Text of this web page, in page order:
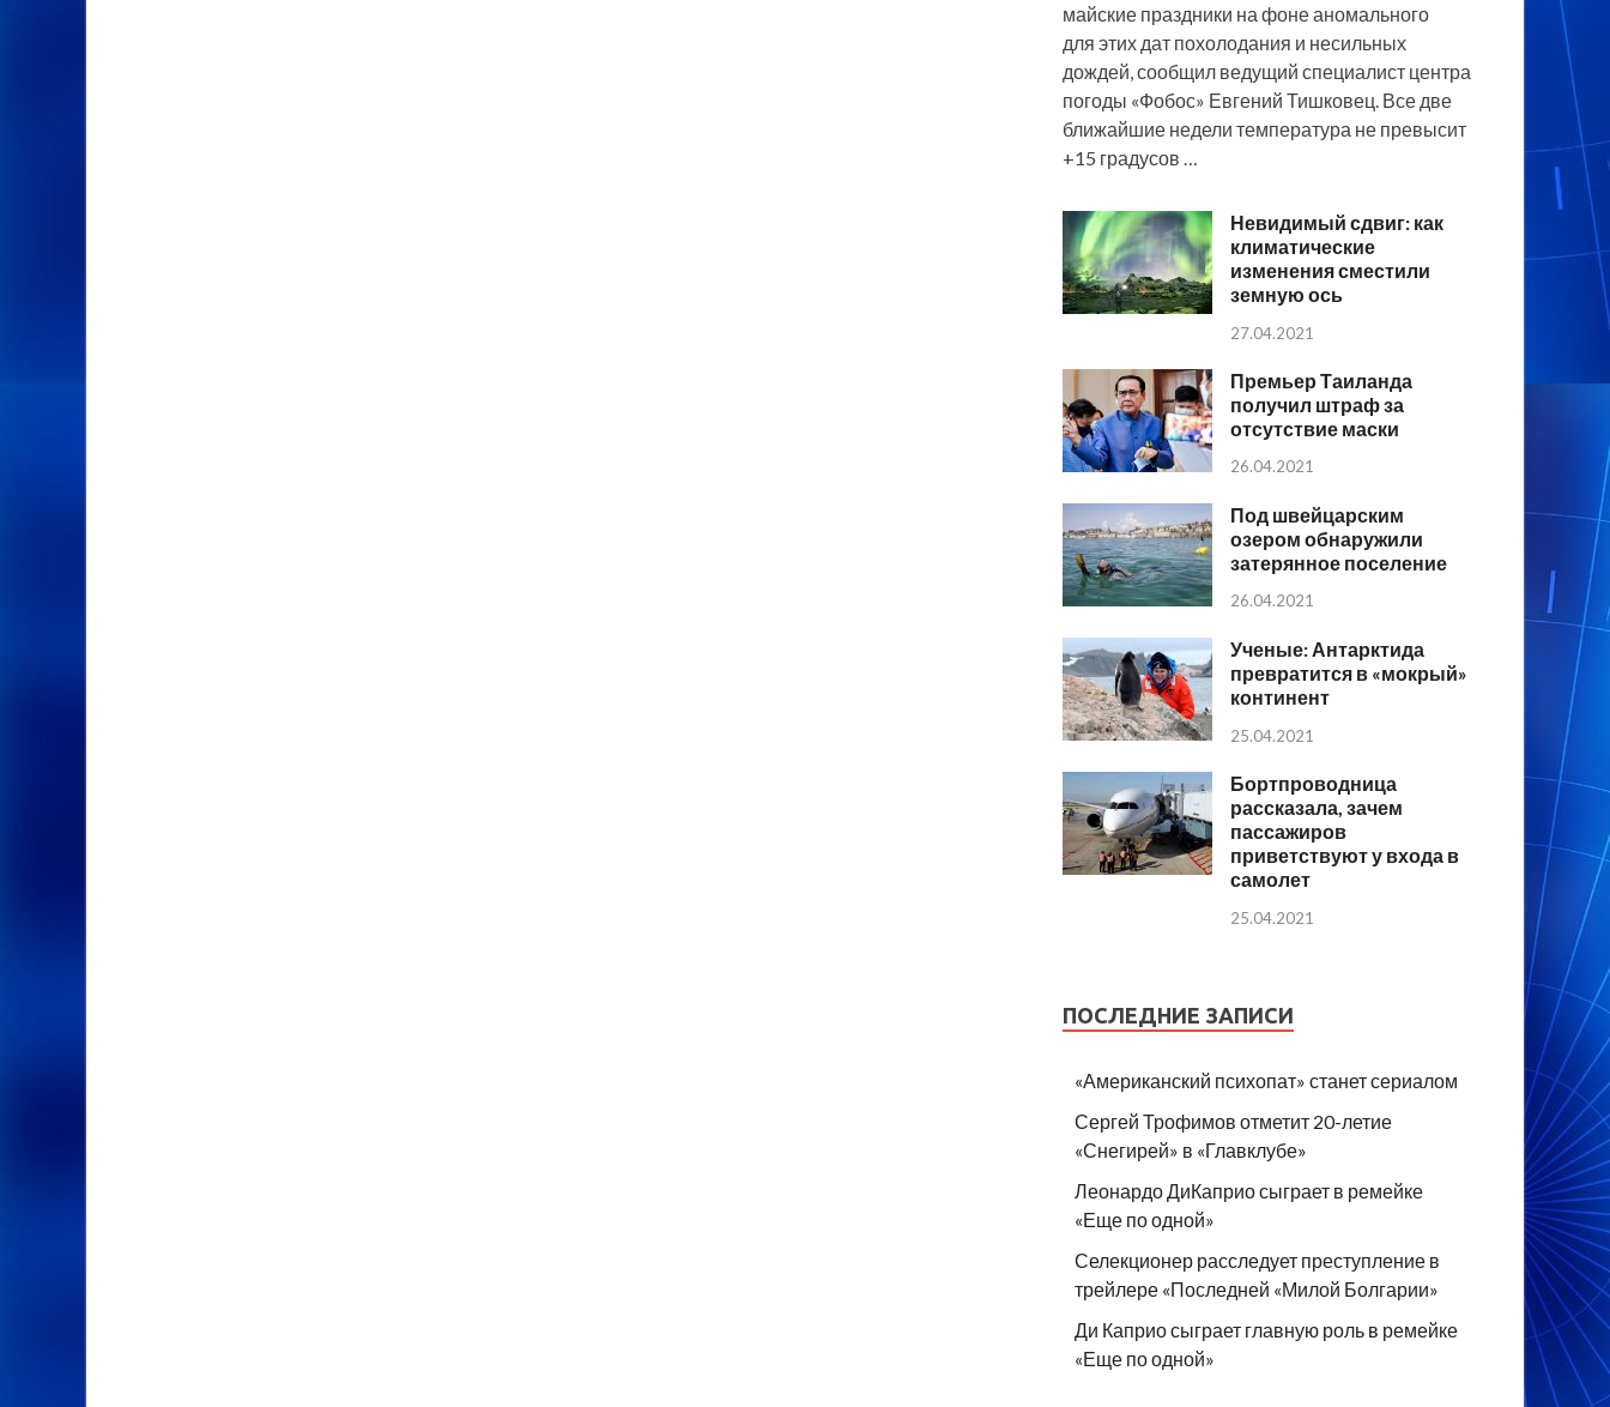
майские праздники на фоне аномального
для этих дат похолодания и несильных
дождей, сообщил ведущий специалист центра
погоды «Фобос» Евгений Тишковец. Все две
ближайшие недели температура не превысит
+15 градусов …
Невидимый сдвиг: как
климатические
изменения сместили
земную ось
27.04.2021
Премьер Таиланда
получил штраф за
отсутствие маски
26.04.2021
Под швейцарским
озером обнаружили
затерянное поселение
26.04.2021
Ученые: Антарктида
превратится в «мокрый»
континент
25.04.2021
Бортпроводница
рассказала, зачем
пассажиров
приветствуют у входа в
самолет
25.04.2021
ПОСЛЕДНИЕ ЗАПИСИ
«Американский психопат» станет сериалом
Сергей Трофимов отметит 20-летие
«Снегирей» в «Главклубе»
Леонардо ДиКаприо сыграет в ремейке
«Еще по одной»
Селекционер расследует преступление в
трейлере «Последней «Милой Болгарии»
Ди Каприо сыграет главную роль в ремейке
«Еще по одной»